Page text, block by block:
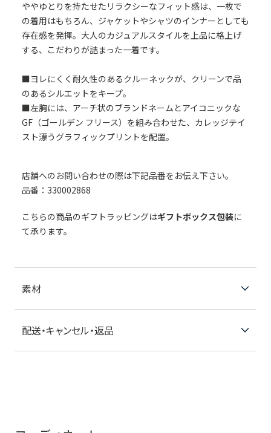
ややゆとりを持たせたリラクシーなフィット感は、一枚で
の着用はもちろん、ジャケットやシャツのインナーとしても
存在感を発揮。大人のカジュアルスタイルを上品に格上げ
する、こだわりが詰まった一着です。
■ヨレにくく耐久性のあるクルーネックが、クリーンで品
のあるシルエットをキープ。
■左胸には、アーチ状のブランドネームとアイコニックな
GF（ゴールデン フリース）を組み合わせた、カレッジテイ
スト漂うグラフィックプリントを配置。
店舗へのお問い合わせの際は下記品番をお伝え下さい。
品番：330002868
こちらの商品のギフトラッピングはギフトボックス包装に
て承ります。
素材
配送・キャンセル・返品